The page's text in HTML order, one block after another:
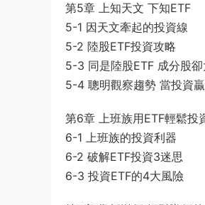
第5章 上知天文 下知ETF
5-1 因天文牽起的投資線
5-2 陸股ETF投資攻略
5-3 同是陸股ETF 成分股卻
5-4 聰明觀察趨勢 當投資
第6章 上班族用ETF輕鬆投
6-1 上班族的投資利器
6-2 破解ETF投資3迷思
6-3 投資ETF的4大風險